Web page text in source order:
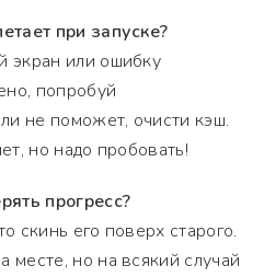
при запуске?
экран или ошибку
попробуй
не поможет, очисти кэш.
но надо пробовать!
прогресс?
скинь его поверх старого.
месте, но на всякий случай